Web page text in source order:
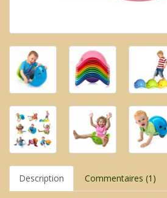
Description Commentaires (1)